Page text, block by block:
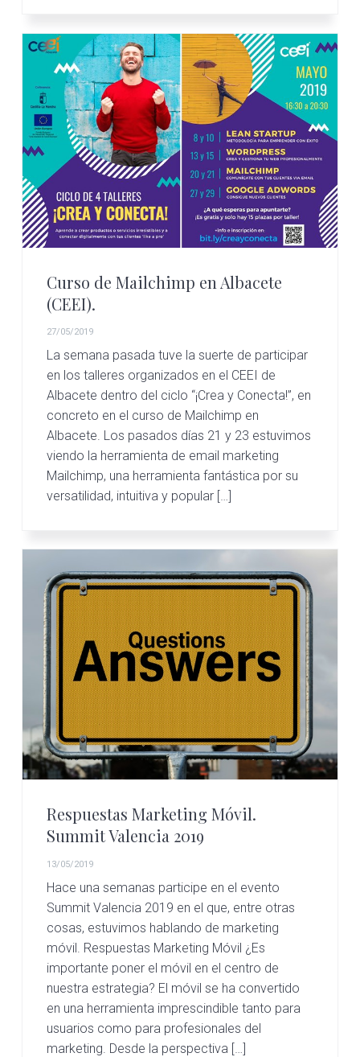
Curso de Mailchimp en Albacete
(CEEI).
27/05/2019
La semana pasada tuve la suerte de participar
en los talleres organizados en el CEEI de
Albacete dentro del ciclo “¡Crea y Conecta!”, en
concreto en el curso de Mailchimp en
Albacete. Los pasados días 21 y 23 estuvimos
viendo la herramienta de email marketing
Mailchimp, una herramienta fantástica por su
versatilidad, intuitiva y popular […]
Respuestas Marketing Móvil.
Summit Valencia 2019
13/05/2019
Hace una semanas participe en el evento
Summit Valencia 2019 en el que, entre otras
cosas, estuvimos hablando de marketing
móvil. Respuestas Marketing Móvil ¿Es
importante poner el móvil en el centro de
nuestra estrategia? El móvil se ha convertido
en una herramienta imprescindible tanto para
usuarios como para profesionales del
marketing. Desde la perspectiva […]